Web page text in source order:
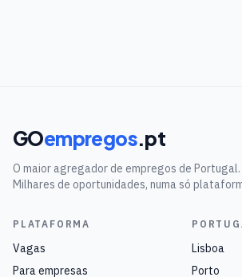
GOempregos.pt
O maior agregador de empregos de Portugal.
Milhares de oportunidades, numa só
PLATAFORMA
Vagas
Para empresas
Lisboa
Porto